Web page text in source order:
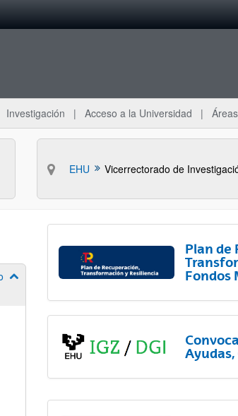
Investigación Acceso a la Universidad
EHU Vicerrectorado de
Mostrar/ocultar subpáginas
Plan de
Fondos